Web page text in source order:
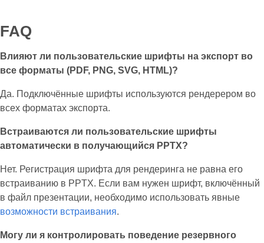
FAQ
Влияют ли пользовательские шрифты на экспорт во
все форматы (PDF, PNG, SVG, HTML)?
Да. Подключённые шрифты используются рендерером во
всех форматах экспорта.
Встраиваются ли пользовательские шрифты
автоматически в получающийся PPTX?
Нет. Регистрация шрифта для рендеринга не равна его
встраиванию в PPTX. Если вам нужен шрифт, включённый
в файл презентации, необходимо использовать явные
возможности встраивания.
Могу ли я контролировать поведение резервного